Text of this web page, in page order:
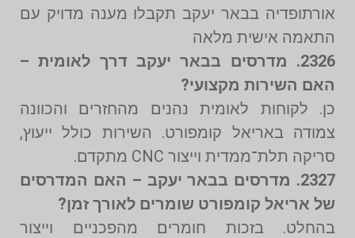
אורתופדיה בבאר יעקב תקבלו מענה מדויק עם
התאמה אישית מלאה
2326. מדרסים בבאר יעקב דרך לאומית –
האם השירות מקצועי?
כן. לקוחות לאומית נהנים מהחזרים והכוונה
צמודה באריאל קומפורט. השירות כולל ייעוץ,
סריקה תלת־ממדית וייצור CNC מתקדם.
2327. מדרסים בבאר יעקב – האם המדרסים
של אריאל קומפורט שומרים לאורך זמן?
בהחלט. בזכות חומרים מהפכניים וייצור